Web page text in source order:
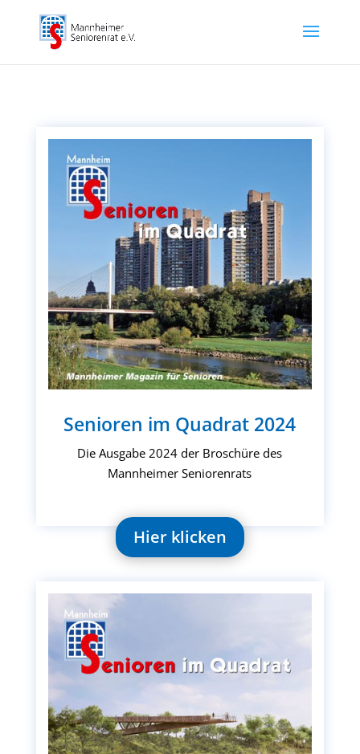
Senioren im Quadrat 2024
Die Ausgabe 2024 der Broschüre des
Mannheimer Seniorenrats
Hier klicken